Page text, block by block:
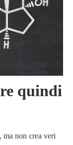
quindi
non crea veri